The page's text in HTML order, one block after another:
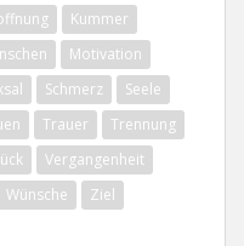
Kummer
Motivation
Schmerz
Seele
Trauer
Trennung
Vergangenheit
Wünsche
Ziel